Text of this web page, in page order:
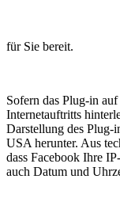
für Sie bereit.
Sofern das Plug-in
Internetauftritts
Darstellung des Plug-
USA herunter. Aus
dass Facebook Ihre
auch Datum und